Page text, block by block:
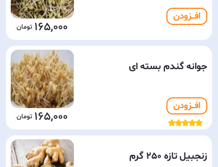
افـــزودن
165,000
جوانه گندم بسته ای
افـــزودن
165,000
زنجبیل تازه 250 گرم